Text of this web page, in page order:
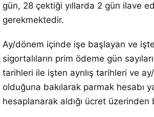
gün, 28 çektiği yıllarda 2 gün ilave
gerekmektedir.
Ay/dönem içinde işe başlayan ve
sigortalıların prim ödeme gün
tarihleri ile işten ayrılış tarihleri ve
olduğuna bakılarak parmak hesabı
hesaplanarak aldığı ücret